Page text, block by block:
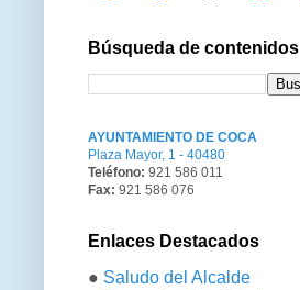
Búsqueda de contenidos
AYUNTAMIENTO DE COCA
Plaza Mayor, 1 - 40480
Teléfono: 921 586 011
Fax: 921 586 076
Enlaces Destacados
● Saludo del Alcalde